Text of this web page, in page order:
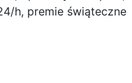
h, premie świąteczne